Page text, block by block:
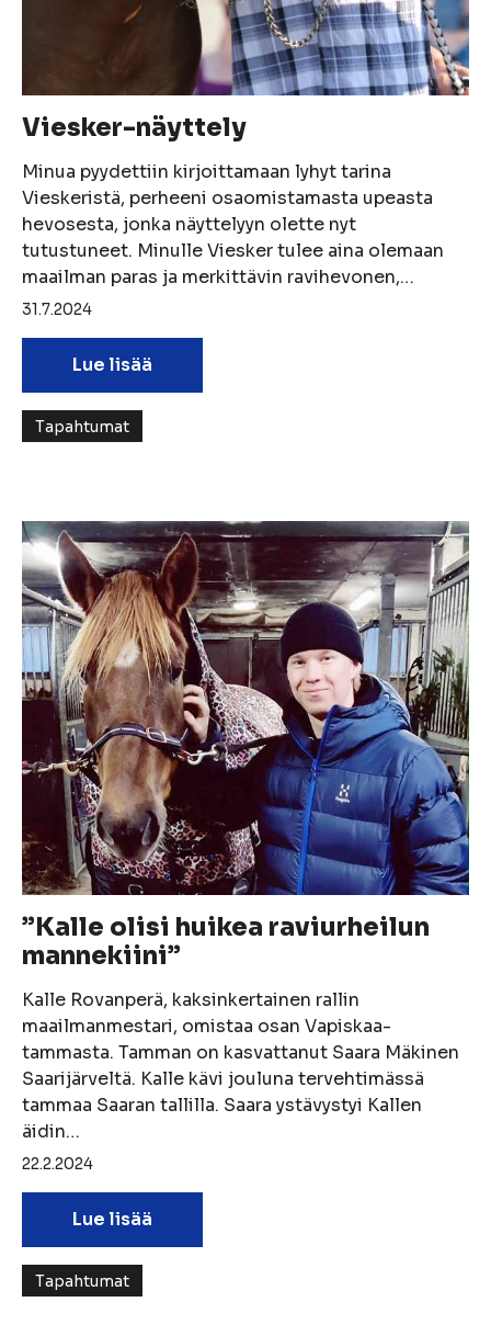
Viesker-näyttely
Minua pyydettiin kirjoittamaan lyhyt tarina
Vieskeristä, perheeni osaomistamasta upeasta
hevosesta, jonka näyttelyyn olette nyt
tutustuneet. Minulle Viesker tulee aina olemaan
maailman paras ja merkittävin ravihevonen,…
31.7.2024
Lue lisää
Tapahtumat
”Kalle olisi huikea raviurheilun
mannekiini”
Kalle Rovanperä, kaksinkertainen rallin
maailmanmestari, omistaa osan Vapiskaa-
tammasta. Tamman on kasvattanut Saara Mäkinen
Saarijärveltä. Kalle kävi jouluna tervehtimässä
tammaa Saaran tallilla. Saara ystävystyi Kallen
äidin…
22.2.2024
Lue lisää
Tapahtumat